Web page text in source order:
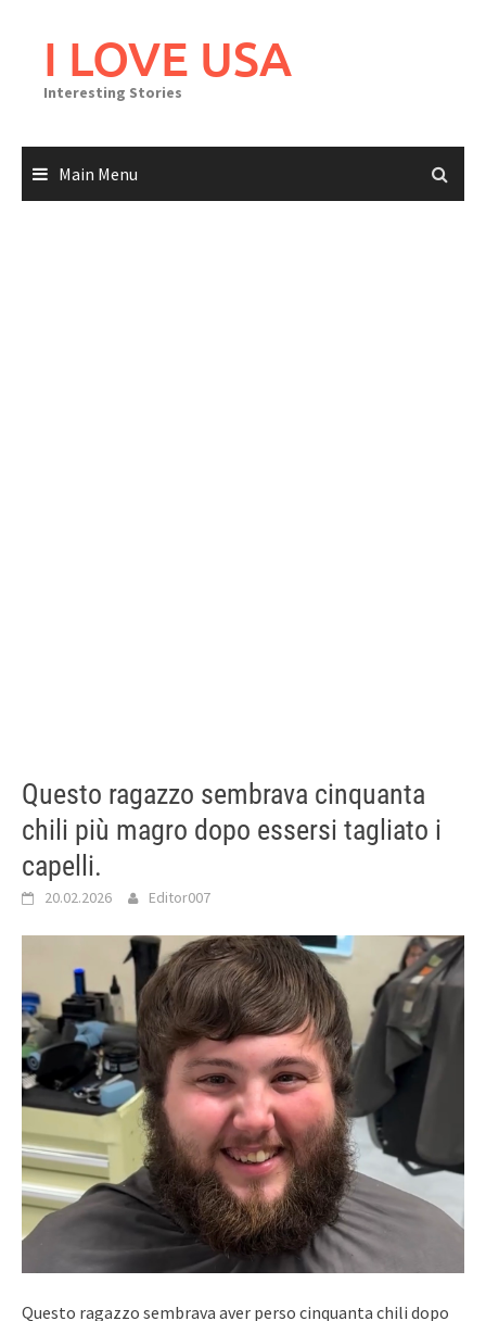
I LOVE USA
Interesting Stories
Main Menu
Questo ragazzo sembrava cinquanta
chili più magro dopo essersi tagliato i
capelli.
20.02.2026 Editor007
Questo ragazzo sembrava aver perso cinquanta chili dopo